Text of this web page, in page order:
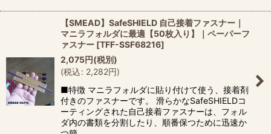
【SMEAD】SafeSHIELD 自己接着ファスナー｜
マニラフォルダに最適【50枚入り】｜ペーパーフ
ァスナー [TFF-SSF68216]
2,075円(税別)
(税込: 2,282円)
■特徴 マニラフォルダに貼り付けて使う、接着剤
付きのファスナーです。 滑らかなSafeSHIELDコ
ーティングされた自己接着ファスナーは、フォル
ダ内の書類を分割したり、順番保つために迅速か